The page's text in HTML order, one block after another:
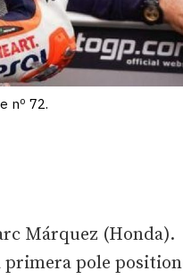
nº 72.
Márquez (Honda).
primera pole position